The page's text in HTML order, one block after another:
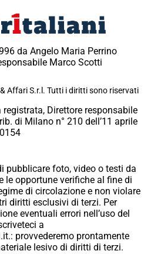
da Angelo Maria Perrino
Marco Scotti
Affari S.r.l. Tutti i diritti sono riservati
Direttore responsabile
di Milano n° 210 dell’11 aprile
pubblicare foto, video o testi da
le opportune verifiche al fine di
di circolazione e non violare
diritti esclusivi di terzi. Per
eventuali errori nell’uso del
a
provvederemo prontamente
lesivo di diritti di terzi.